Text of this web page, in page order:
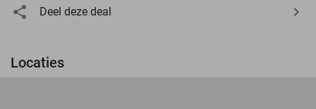
Deel deze deal
Locaties